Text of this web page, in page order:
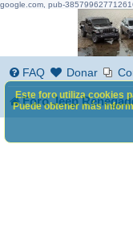
google.com, pub-
FAQ Donar
Foro Jeep
Este foro utiliza cookies
Puede obtener más